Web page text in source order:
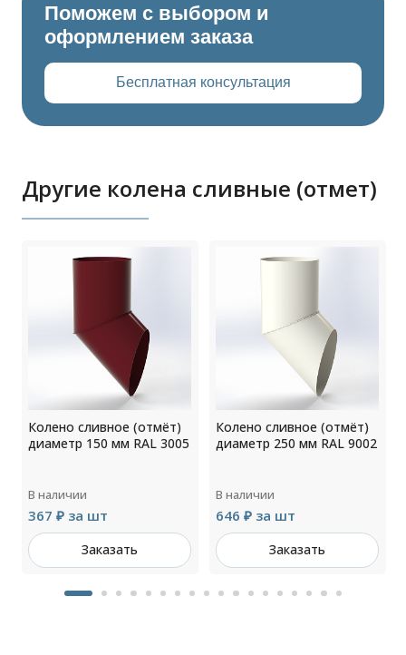
Поможем с выбором и
оформлением заказа
Бесплатная консультация
Другие колена сливные (отмет)
Колено сливное (отмёт)
диаметр 150 мм RAL 3005
В наличии
367 ₽ за шт
Заказать
Колено сливное (отмёт)
диаметр 250 мм RAL 9002
В наличии
646 ₽ за шт
Заказать